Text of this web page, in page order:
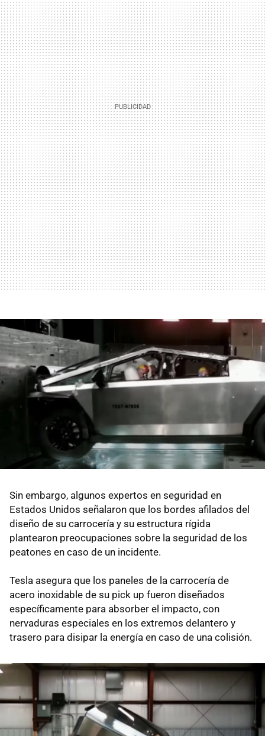
Sin embargo, algunos expertos en seguridad en
Estados Unidos señalaron que los bordes afilados del
diseño de su carrocería y su estructura rígida
plantearon preocupaciones sobre la seguridad de los
peatones en caso de un incidente.
Tesla asegura que los paneles de la carrocería de
acero inoxidable de su pick up fueron diseñados
específicamente para absorber el impacto, con
nervaduras especiales en los extremos delantero y
trasero para disipar la energía en caso de una colisión.